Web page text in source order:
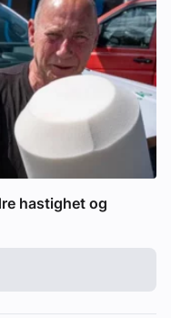
hastighet og